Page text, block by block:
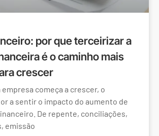
por que terceirizar a
é o caminho mais
crescer
empresa começa a crescer, o
a sentir o impacto do aumento de
De repente, conciliações,
emissão